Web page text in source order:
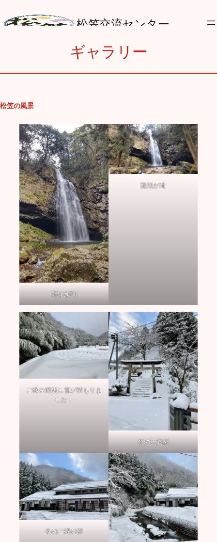
容
を
松笠交流センター
ギャラリー
松笠の風景
龍頭が滝
龍頭が滝
ご縁の館裏に雪が積もりま
した！
冬の天満宮
冬のご縁の館